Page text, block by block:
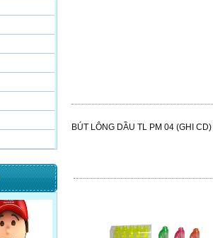
BÚT LÔNG DẦU TL PM 04 (GHI CD)